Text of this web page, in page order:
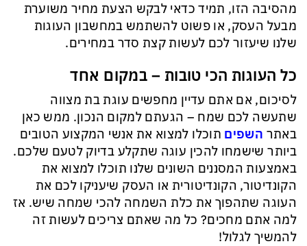
מהסיבה הזו, תמיד כדאי לבקש הצעת מחיר משוערת
מבעל העסק, או פשוט להשתמש במחשבון העוגות
שלנו שיעזור לכם לעשות קצת סדר במחירים.
כל העוגות הכי טובות – במקום אחד
לסיכום, אם אתם עדיין מחפשים עוגת בת מצווה
שתעשה לכם שמח – הגעתם למקום הנכון. ממש כאן
באתר השפים תוכלו למצוא את אנשי המקצוע הטובים
ביותר שישמחו להכין עוגה שתקלע בדיוק לטעם שלכם.
באמצעות המסננים השונים שלנו תוכלו למצוא את
הקונדיטור, הקונדיטורית או העסק שיעניקו לכם את
העוגה שתהפוך את כלת השמחה להכי שמחה שיש. אז
למה אתם מחכים? כל מה שאתם צריכים לעשות זה
להמשיך לגלול!